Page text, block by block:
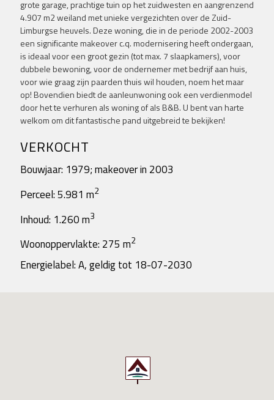
grote garage, prachtige tuin op het zuidwesten en aangrenzend
4.907 m2 weiland met unieke vergezichten over de Zuid-
Limburgse heuvels. Deze woning, die in de periode 2002-2003
een significante makeover c.q. modernisering heeft ondergaan,
is ideaal voor een groot gezin (tot max. 7 slaapkamers), voor
dubbele bewoning, voor de ondernemer met bedrijf aan huis,
voor wie graag zijn paarden thuis wil houden, noem het maar
op! Bovendien biedt de aanleunwoning ook een verdienmodel
door het te verhuren als woning of als B&B. U bent van harte
welkom om dit fantastische pand uitgebreid te bekijken!
VERKOCHT
Bouwjaar: 1979; makeover in 2003
Perceel: 5.981 m2
Inhoud: 1.260 m3
Woonoppervlakte: 275 m2
Energielabel: A, geldig tot 18-07-2030